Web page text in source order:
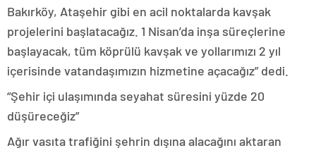
Bakırköy, Ataşehir gibi en acil noktalarda kavşak
projelerini başlatacağız. 1 Nisan’da inşa süreçlerine
başlayacak, tüm köprülü kavşak ve yollarımızı 2 yıl
içerisinde vatandaşımızın hizmetine açacağız” dedi.
“Şehir içi ulaşımında seyahat süresini yüzde 20
düşüreceğiz”
Ağır vasıta trafiğini şehrin dışına alacağını aktaran